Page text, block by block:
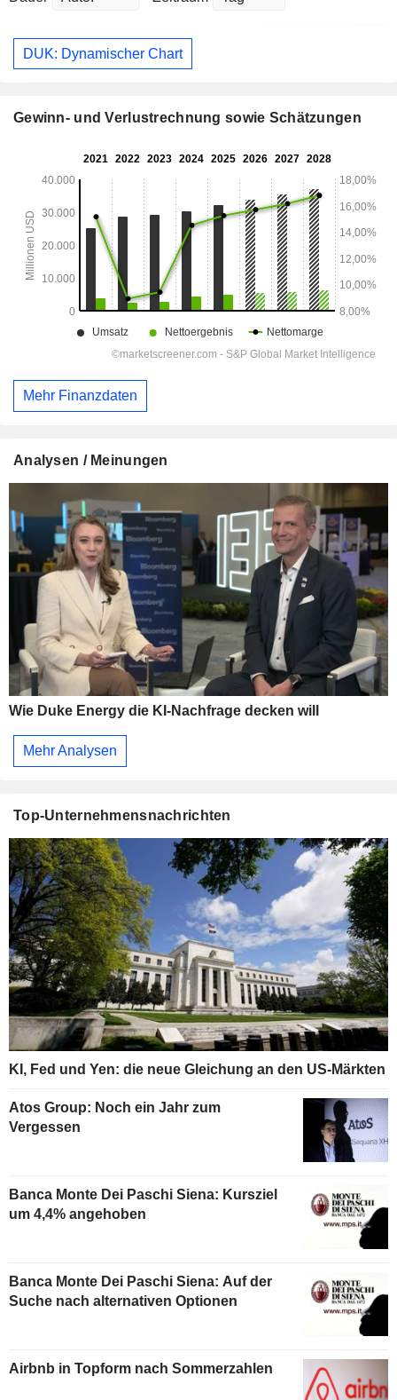
DUK: Dynamischer Chart
Gewinn- und Verlustrechnung sowie Schätzungen
Mehr Finanzdaten
Analysen / Meinungen
Wie Duke Energy die KI-Nachfrage decken will
Mehr Analysen
Top-Unternehmensnachrichten
KI, Fed und Yen: die neue Gleichung an den US-Märkten
Atos Group: Noch ein Jahr zum
Vergessen
Banca Monte Dei Paschi Siena: Kursziel
um 4,4% angehoben
Banca Monte Dei Paschi Siena: Auf der
Suche nach alternativen Optionen
Airbnb in Topform nach Sommerzahlen